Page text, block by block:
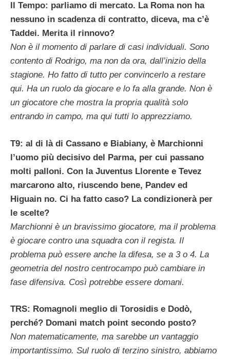
Il Tempo: parliamo di mercato. La Roma non ha
nessuno in scadenza di contratto, diceva, ma c’è
Taddei. Merita il rinnovo?
Non è il momento di parlare di casi individuali. Sono
contento di Rodrigo, ma non da ora, dall’inizio della
stagione. Ho fatto di tutto per convincerlo a restare
qui. Ha un ruolo da giocare e lo fa alla grande. Non è
un giocatore che mostra la propria qualità solo
entrando in campo, ma qui tutti lo apprezziamo.
T9: al di là di Cassano e Biabiany, è Marchionni
l’uomo più decisivo del Parma, per cui passano
molti palloni. Con la Juventus Llorente e Tevez
marcarono alto, riuscendo bene, Pandev ed
Higuain no. Ci ha fatto caso? La condizionerà per
le scelte?
Marchionni è un bravissimo giocatore, ma il problema
è giocare contro una squadra con il regista. Il
problema può essere anche la difesa, se a 3 o 4. La
geometria del nostro centrocampo può cambiare in
fase difensiva. Così potrebbe essere domani.
TRS: Romagnoli meglio di Torosidis e Dodò,
perché? Domani match point secondo posto?
Non matematicamente, ma sarebbe un vantaggio
importantissimo. Sul ruolo di terzino sinistro, abbiamo